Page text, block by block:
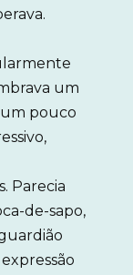
um
pouco
Parecia
de-sapo,